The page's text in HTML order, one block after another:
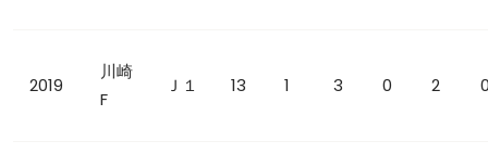
2019
川崎
F
Ｊ１ 13 1 3 0 2